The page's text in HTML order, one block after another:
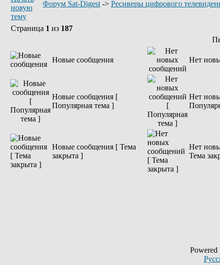
Форум Sat-Digest -> Ресиверы цифрового
Страница 1 из 187
Новые сообщения Нет
Новые сообщения [
Популярная тема ]
Нет
Новые сообщения [ Тема
закрыта ]
Нет
Тема